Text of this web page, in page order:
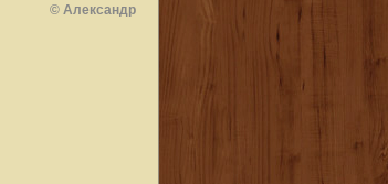
© Александр